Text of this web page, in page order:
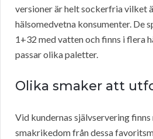
versioner är helt sockerfria vilket
hälsomedvetna konsumenter. De
1+32 med vatten och finns i flera
passar olika paletter.
Olika smaker att
Vid kundernas självservering
smakrikedom från dessa